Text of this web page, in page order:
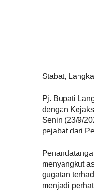
Stabat,
Pj. Bupati
dengan
Senin (23/9/
pejabat dari
menyangkut
gugatan
menjadi